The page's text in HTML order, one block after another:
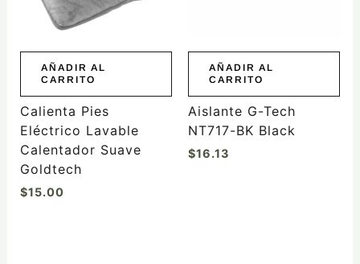
AÑADIR AL
CARRITO
Calienta Pies
Eléctrico Lavable
Calentador Suave
Goldtech
$15.00
AÑADIR AL
CARRITO
Aislante G-Tech
NT717-BK Black
$16.13